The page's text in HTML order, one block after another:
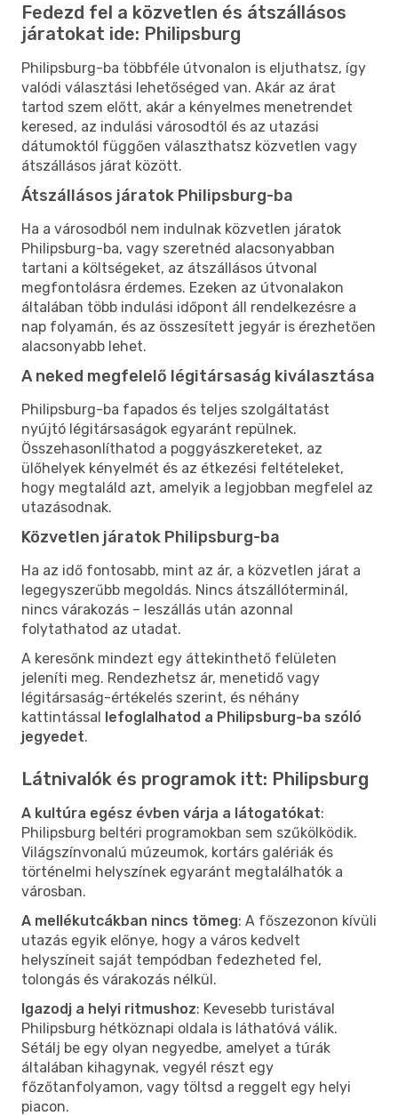
Fedezd fel a közvetlen és átszállásos
járatokat ide: Philipsburg
Philipsburg-ba többféle útvonalon is eljuthatsz, így
valódi választási lehetőséged van. Akár az árat
tartod szem előtt, akár a kényelmes menetrendet
keresed, az indulási városodtól és az utazási
dátumoktól függően választhatsz közvetlen vagy
átszállásos járat között.
Átszállásos járatok Philipsburg-ba
Ha a városodból nem indulnak közvetlen járatok
Philipsburg-ba, vagy szeretnéd alacsonyabban
tartani a költségeket, az átszállásos útvonal
megfontolásra érdemes. Ezeken az útvonalakon
általában több indulási időpont áll rendelkezésre a
nap folyamán, és az összesített jegyár is érezhetően
alacsonyabb lehet.
A neked megfelelő légitársaság kiválasztása
Philipsburg-ba fapados és teljes szolgáltatást
nyújtó légitársaságok egyaránt repülnek.
Összehasonlíthatod a poggyászkereteket, az
ülőhelyek kényelmét és az étkezési feltételeket,
hogy megtaláld azt, amelyik a legjobban megfelel az
utazásodnak.
Közvetlen járatok Philipsburg-ba
Ha az idő fontosabb, mint az ár, a közvetlen járat a
legegyszerűbb megoldás. Nincs átszállóterminál,
nincs várakozás – leszállás után azonnal
folytathatod az utadat.
A keresőnk mindezt egy áttekinthető felületen
jeleníti meg. Rendezhetsz ár, menetidő vagy
légitársaság-értékelés szerint, és néhány
kattintással lefoglalhatod a Philipsburg-ba szóló
jegyedet.
Látnivalók és programok itt: Philipsburg
A kultúra egész évben várja a látogatókat:
Philipsburg beltéri programokban sem szűkölködik.
Világszínvonalú múzeumok, kortárs galériák és
történelmi helyszínek egyaránt megtalálhatók a
városban.
A mellékutcákban nincs tömeg: A főszezonon kívüli
utazás egyik előnye, hogy a város kedvelt
helyszíneit saját tempódban fedezheted fel,
tolongás és várakozás nélkül.
Igazodj a helyi ritmushoz: Kevesebb turistával
Philipsburg hétköznapi oldala is láthatóvá válik.
Sétálj be egy olyan negyedbe, amelyet a túrák
általában kihagynak, vegyél részt egy
főzőtanfolyamon, vagy töltsd a reggelt egy helyi
piacon.